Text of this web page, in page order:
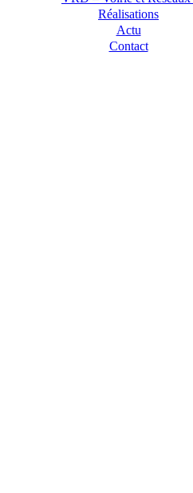
Réalisations
Actu
Contact